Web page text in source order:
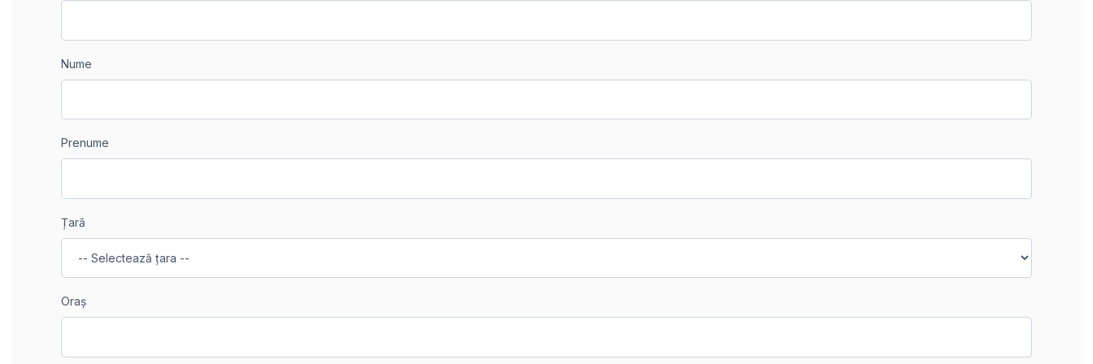
Nume
Prenume
Țară
Oraș